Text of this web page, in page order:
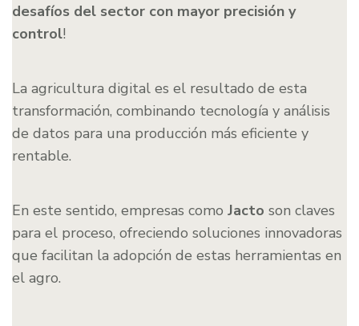
desafíos del sector con mayor precisión y
control!
La agricultura digital es el resultado de esta
transformación, combinando tecnología y análisis
de datos para una producción más eficiente y
rentable.
En este sentido, empresas como Jacto son claves
para el proceso, ofreciendo soluciones innovadoras
que facilitan la adopción de estas herramientas en
el agro.